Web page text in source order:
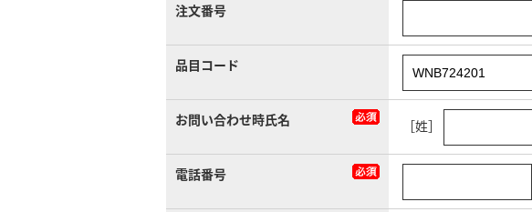
注文番号
品目コード
お問い合わせ時氏名 ［姓］
電話番号